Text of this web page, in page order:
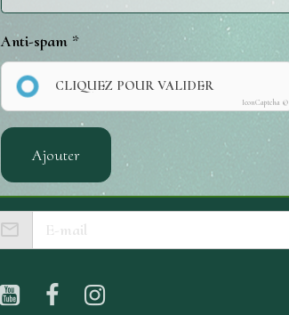
Anti-spam
CLIQUEZ POUR VALIDER
IconCaptcha ©
Ajouter